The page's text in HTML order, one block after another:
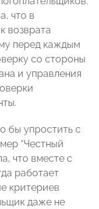
что в
возврата
перед каждым
со стороны
и управления
бы упростить с
“Честный
что вместе с
работает
критериев
даже не